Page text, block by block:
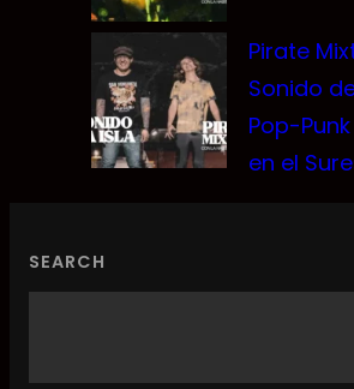
Pirate
Sonido
Pop-
en el
SEARCH